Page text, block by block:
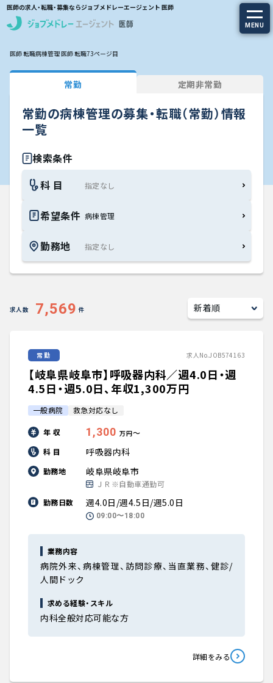
医師の求人・転職・募集ならジョブメドレーエージェント 医師
MENU
求人を探す
常勤の求人
定期非常勤の求人
特集から探す
エージェントサービス
エージェントサービスTOP
サービスの流れ
医師の求人・転職Q&A
知りたい・聞きたい
転職成功事例
医師の転職マニュアル
データで見る医師の平均年収
医師に役立つ取材記事
医師 転職病棟管理 医師 転職73ページ目
常勤 定期非常勤
常勤の病棟管理の募集・転職（常勤）情報
一覧
検索条件
科 目
希望条件 病棟管理
勤務地
求人数 7,569 件
常勤 求人No.JOB574163
【岐阜県岐阜市】呼吸器内科／週4.0日・週
4.5日・週5.0日、年収1,300万円
一般病院 救急対応なし
年 収 1,300 万円〜
科 目
呼吸器内科
勤務地 岐阜県岐阜市
ＪＲ※自動車通勤可
勤務日数
週4.0日/週4.5日/週5.0日
09:00〜18:00
業務内容
病院外来、病棟管理、訪問診療、当直業務、健診/
人間ドック
求める経験・スキル
内科全般対応可能な方
詳細をみる